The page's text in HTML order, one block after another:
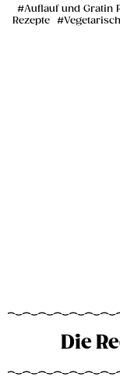
Auflauf und Gratin
Rezepte
Die